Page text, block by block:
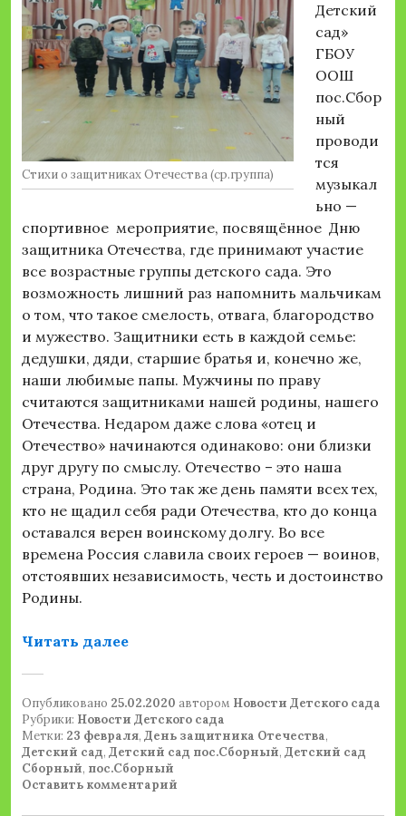
Стихи о защитниках Отечества (ср.группа)
Детский
сад»
ГБОУ
ООШ
пос.Сбор
ный
проводи
тся
музыкал
ьно —
спортивное мероприятие, посвящённое Дню
защитника Отечества, где принимают участие
все возрастные группы детского сада. Это
возможность лишний раз напомнить мальчикам
о том, что такое смелость, отвага, благородство
и мужество. Защитники есть в каждой семье:
дедушки, дяди, старшие братья и, конечно же,
наши любимые папы. Мужчины по праву
считаются защитниками нашей родины, нашего
Отечества. Недаром даже слова «отец и
Отечество» начинаются одинаково: они близки
друг другу по смыслу. Отечество – это наша
страна, Родина. Это так же день памяти всех тех,
кто не щадил себя ради Отечества, кто до конца
оставался верен воинскому долгу. Во все
времена Россия славила своих героев — воинов,
отстоявших независимость, честь и достоинство
Родины.
Читать далее«ДЕНЬ ЗАЩИТНИКА ОТЕЧЕСТВА
Опубликовано 25.02.2020 автором Новости Детского сада
Рубрики: Новости Детского сада
Метки: 23 февраля, День защитника Отечества,
Детский сад, Детский сад пос.Сборный, Детский сад
Сборный, пос.Сборный
Оставить комментарий